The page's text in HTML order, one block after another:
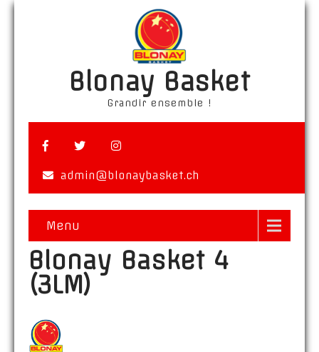
Blonay Basket
Grandir ensemble !
admin@blonaybasket.ch
Menu
Blonay Basket 4
(3LM)